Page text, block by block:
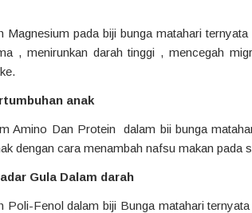
Magnesium pada biji bunga matahari
, menirunkan darah tinggi , mencegah
anak
Amino Dan Protein dalam bii bunga
dengan cara menambah nafsu makan pada
Gula Dalam darah
Poli-Fenol dalam biji Bunga matahari